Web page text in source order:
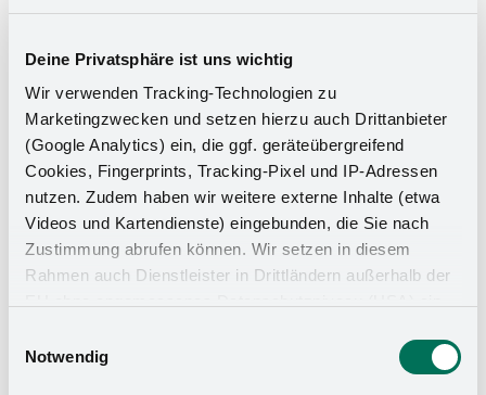
Deine Privatsphäre ist uns wichtig
Wir verwenden Tracking-Technologien zu
Marketingzwecken und setzen hierzu auch Drittanbieter
(Google Analytics) ein, die ggf. geräteübergreifend
Cookies, Fingerprints, Tracking-Pixel und IP-Adressen
nutzen. Zudem haben wir weitere externe Inhalte (etwa
Videos und Kartendienste) eingebunden, die Sie nach
Zustimmung abrufen können. Wir setzen in diesem
Rahmen auch Dienstleister in Drittländern außerhalb der
zu Sicherheits- und Überwachungszwecken zugreifen,
Notwendig